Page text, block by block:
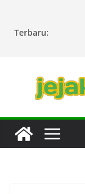
Terbaru: